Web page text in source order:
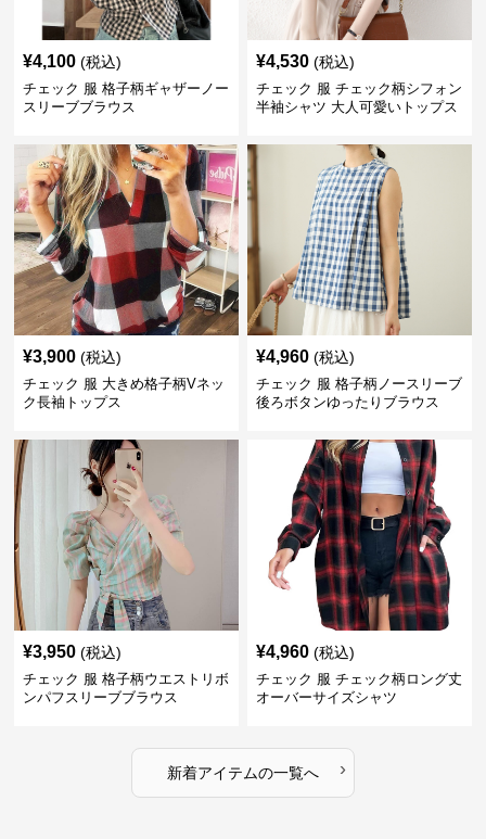
¥4,100 (税込)
チェック 服 格子柄ギャザーノー
スリーブブラウス
¥4,530 (税込)
チェック 服 チェック柄シフォン
半袖シャツ 大人可愛いトップス
¥3,900 (税込)
チェック 服 大きめ格子柄Vネッ
ク長袖トップス
¥4,960 (税込)
チェック 服 格子柄ノースリーブ
後ろボタンゆったりブラウス
¥3,950 (税込)
チェック 服 格子柄ウエストリボ
ンパフスリーブブラウス
¥4,960 (税込)
チェック 服 チェック柄ロング丈
オーバーサイズシャツ
新着アイテムの一覧へ ›